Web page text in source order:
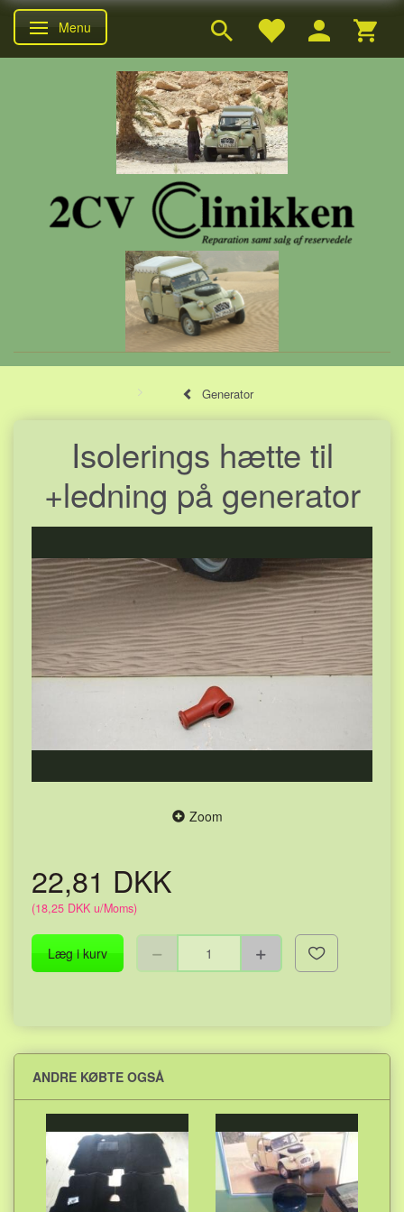
Skifte navigation
Menu
Generator
Isolerings hætte til
+ledning på generator
Zoom
22,81 DKK
(18,25 DKK u/Moms)
Læg i kurv
ANDRE KØBTE OGSÅ